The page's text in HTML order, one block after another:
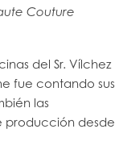
Couture
del Sr. Vílchez
fue contando sus
las
producción desde